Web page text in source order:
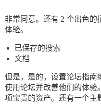
非常同意。还有 2 个出色的
体验。
已保存的搜索
文档
但是，是的，设置论坛指南
使用论坛并改善他们的体验
项宝贵的资产。还有一个主